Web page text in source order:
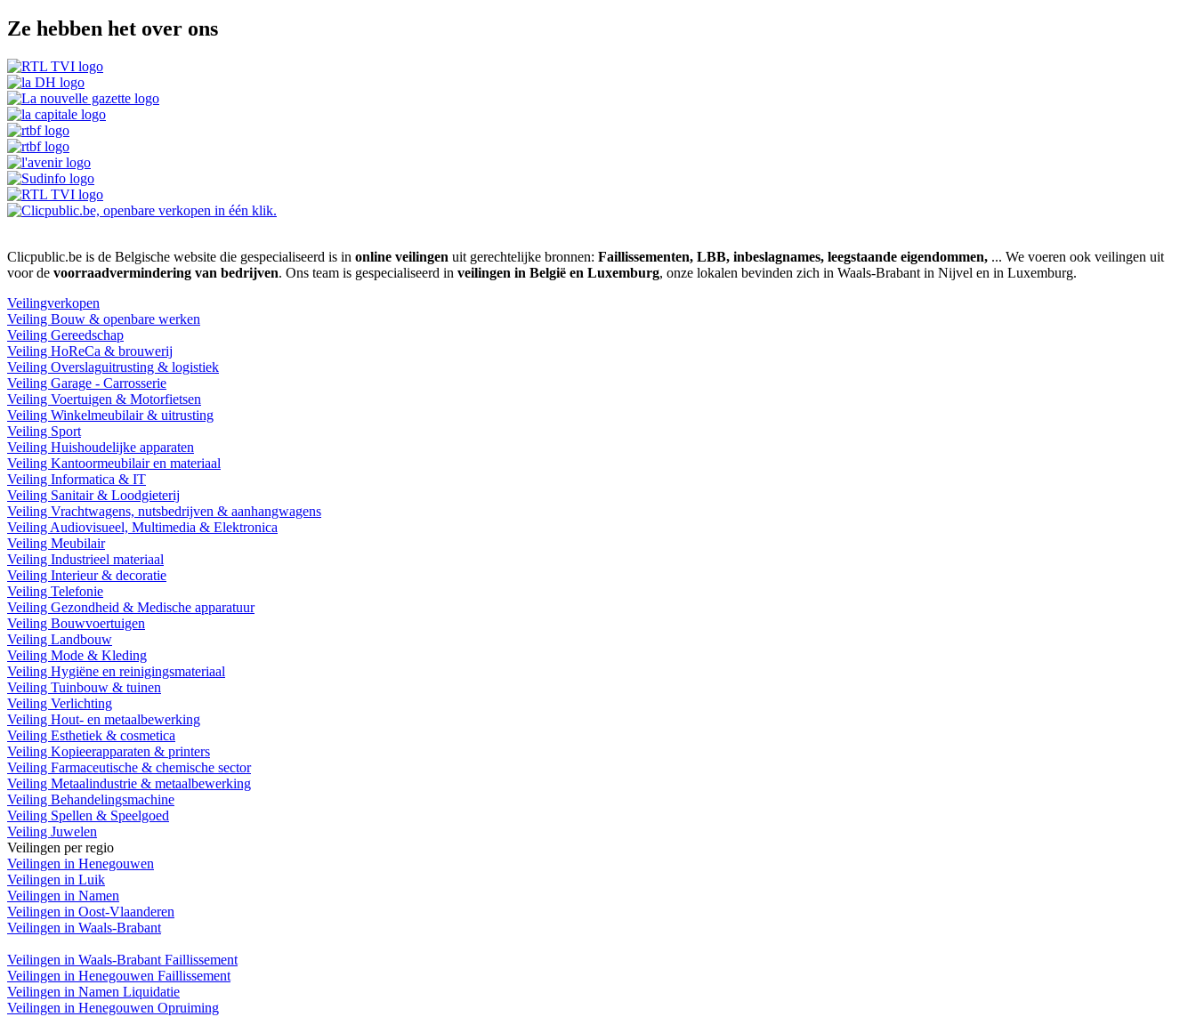
Ze hebben het over ons
Clicpublic.be is de Belgische website die gespecialiseerd is in online veilingen uit gerechtelijke bronnen: Faillissementen, LBB, inbeslagnames, leegstaande eigendommen, ... We voeren ook veilingen uit
voor de voorraadvermindering van bedrijven. Ons team is gespecialiseerd in veilingen in België en Luxemburg, onze lokalen bevinden zich in Waals-Brabant in Nijvel en in Luxemburg.
Veilingverkopen
Veiling Bouw & openbare werken
Veiling Gereedschap
Veiling HoReCa & brouwerij
Veiling Overslaguitrusting & logistiek
Veiling Garage - Carrosserie
Veiling Voertuigen & Motorfietsen
Veiling Winkelmeubilair & uitrusting
Veiling Sport
Veiling Huishoudelijke apparaten
Veiling Kantoormeubilair en materiaal
Veiling Informatica & IT
Veiling Sanitair & Loodgieterij
Veiling Vrachtwagens, nutsbedrijven & aanhangwagens
Veiling Audiovisueel, Multimedia & Elektronica
Veiling Meubilair
Veiling Industrieel materiaal
Veiling Interieur & decoratie
Veiling Telefonie
Veiling Gezondheid & Medische apparatuur
Veiling Bouwvoertuigen
Veiling Landbouw
Veiling Mode & Kleding
Veiling Hygiëne en reinigingsmateriaal
Veiling Tuinbouw & tuinen
Veiling Verlichting
Veiling Hout- en metaalbewerking
Veiling Esthetiek & cosmetica
Veiling Kopieerapparaten & printers
Veiling Farmaceutische & chemische sector
Veiling Metaalindustrie & metaalbewerking
Veiling Behandelingsmachine
Veiling Spellen & Speelgoed
Veiling Juwelen
Veilingen per regio
Veilingen in Henegouwen
Veilingen in Luik
Veilingen in Namen
Veilingen in Oost-Vlaanderen
Veilingen in Waals-Brabant
Veilingen in Waals-Brabant Faillissement
Veilingen in Henegouwen Faillissement
Veilingen in Namen Liquidatie
Veilingen in Henegouwen Opruiming